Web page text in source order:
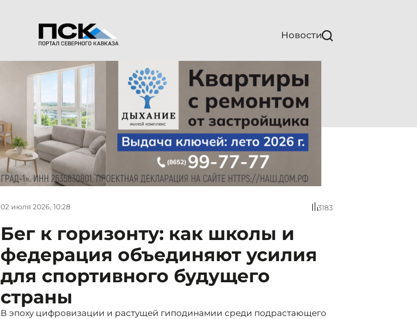
Новости
02 июля 2026, 10:28 3183
Бег к горизонту: как школы и
федерация объединяют усилия
для спортивного будущего
страны
В эпоху цифровизации и растущей гиподинамии среди подрастающего